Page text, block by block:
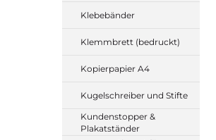
Klebebänder
Klemmbrett (bedruckt)
Kopierpapier A4
Kugelschreiber und Stifte
Kundenstopper &
Plakatständer